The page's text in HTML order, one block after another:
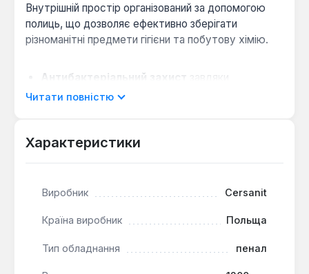
Внутрішній простір організований за допомогою
полиць, що дозволяє ефективно зберігати
різноманітні предмети гігієни та побутову хімію.
Антибактеріальний захист
завдяки
технології Pure Silver Project з активним
Підвісне кріплення
Висока стійкість покриття з іонами срібла
робить меблі гігієнічним рішенням для ванної
Читати повністю
Характеристики
Виробник Cersanit
Країна виробник Польща
Тип обладнання пенал